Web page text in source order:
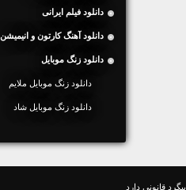
دانلود فیلم ایرانی
دانلود آهنگ کارتون و انیمیشن
دانلود زنگ موبایل
دانلود زنگ موبایل ملایم
دانلود زنگ موبایل شاد
قانونی دارد